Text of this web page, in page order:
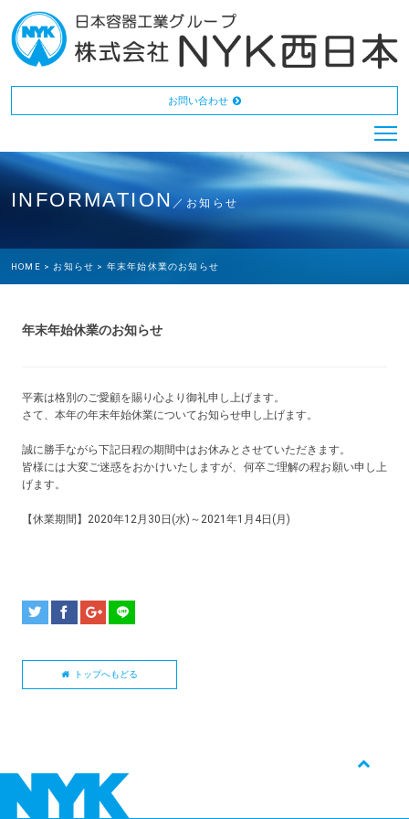
お問い合わせ
INFORMATION ／お知らせ
HOME >お知らせ > 年末年始休業のお知らせ
年末年始休業のお知らせ
平素は格別のご愛顧を賜り心より御礼申し上げます。
さて、本年の年末年始休業についてお知らせ申し上げます。
誠に勝手ながら下記日程の期間中はお休みとさせていただきます。
皆様には大変ご迷惑をおかけいたしますが、何卒ご理解の程お願い申し上
げます。
【休業期間】2020年12月30日(水)～2021年1月4日(月)
トップへもどる